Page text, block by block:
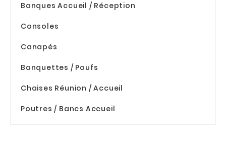
Banques Accueil / Réception
Consoles
Canapés
Banquettes / Poufs
Chaises Réunion / Accueil
Poutres / Bancs Accueil